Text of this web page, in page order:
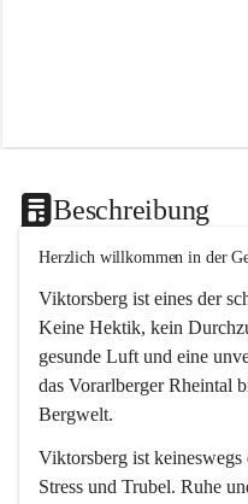
Beschreibung
Herzlich willkommen in der
Viktorsberg ist eines der
Keine Hektik, kein
gesunde Luft und eine
das Vorarlberger Rheintal
Bergwelt.
Viktorsberg ist
Stress und Trubel. Ruhe